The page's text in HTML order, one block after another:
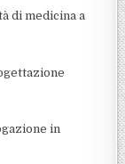
di medicina a
in